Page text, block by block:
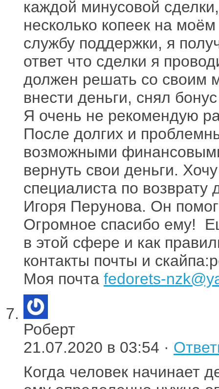
каждой минусовой
несколько копеек на
службу поддержки, я
ответ что сделки я
должен решать со своим
внести деньги, снял
Я очень не рекомендую
После долгих и
возможными
вернуть свои деньги.
специалиста по возврату
Игоря Перунова. Он
Огромное спасибо ему!
в этой сфере и как
контакты почты и
Моя почта fedorets-
Роберт
21.07.2020 в 03:54 ·
Когда человек начинает